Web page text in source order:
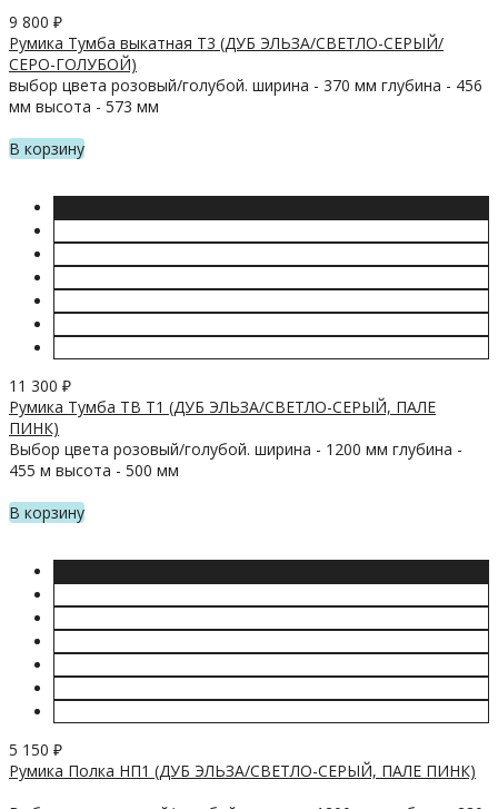
9 800 ₽
Румика Тумба выкатная Т3 (ДУБ ЭЛЬЗА/СВЕТЛО-СЕРЫЙ/
СЕРО-ГОЛУБОЙ)
выбор цвета розовый/голубой. ширина - 370 мм глубина - 456
мм высота - 573 мм
В корзину
11 300 ₽
Румика Тумба ТВ Т1 (ДУБ ЭЛЬЗА/СВЕТЛО-СЕРЫЙ, ПАЛЕ
ПИНК)
Выбор цвета розовый/голубой. ширина - 1200 мм глубина -
455 м высота - 500 мм
В корзину
5 150 ₽
Румика Полка НП1 (ДУБ ЭЛЬЗА/СВЕТЛО-СЕРЫЙ, ПАЛЕ ПИНК)